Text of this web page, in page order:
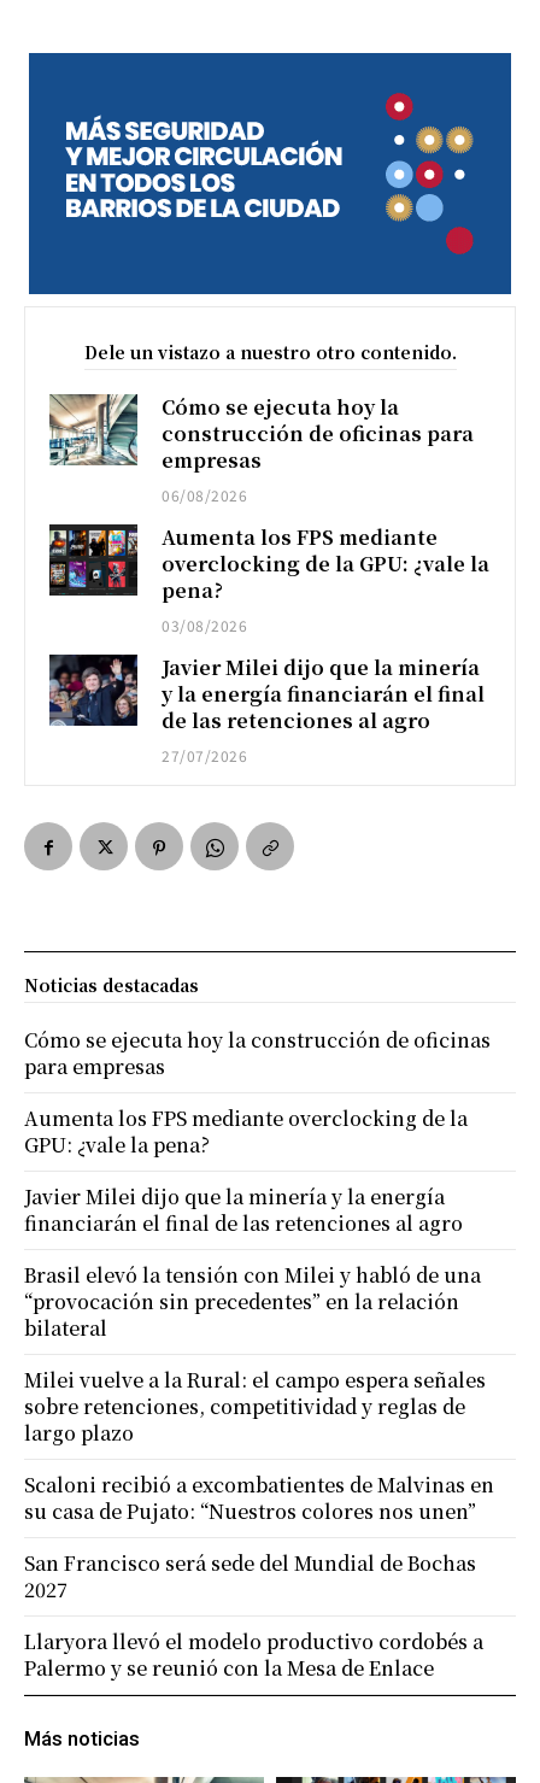
Dele un vistazo a nuestro otro contenido.
Cómo se ejecuta hoy la
construcción de oficinas para
empresas
06/08/2026
Aumenta los FPS mediante
overclocking de la GPU: ¿vale la
pena?
03/08/2026
Javier Milei dijo que la minería
y la energía financiarán el final
de las retenciones al agro
27/07/2026
Más noticias
Noticias destacadas
Cómo se ejecuta hoy la construcción de oficinas
para empresas
Aumenta los FPS mediante overclocking de la
GPU: ¿vale la pena?
Javier Milei dijo que la minería y la energía
financiarán el final de las retenciones al agro
Brasil elevó la tensión con Milei y habló de una
“provocación sin precedentes” en la relación
bilateral
Milei vuelve a la Rural: el campo espera señales
sobre retenciones, competitividad y reglas de
largo plazo
Scaloni recibió a excombatientes de Malvinas en
su casa de Pujato: “Nuestros colores nos unen”
San Francisco será sede del Mundial de Bochas
2027
Llaryora llevó el modelo productivo cordobés a
Palermo y se reunió con la Mesa de Enlace